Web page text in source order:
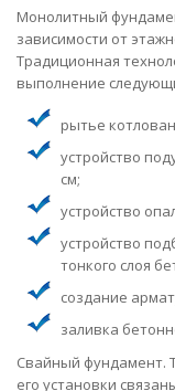
Монолитный
зависимости от
Традиционная
выполнение
рытье
устройство
см;
устройство
устройство
тонкого слоя
создание
заливка
Свайный фундамент.
его установки